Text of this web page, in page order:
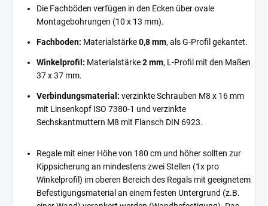
Die Fachböden verfügen in den Ecken über ovale
Montagebohrungen (10 x 13 mm).
Fachboden: Materialstärke0,8 mm, als G-Profil gekantet.
Winkelprofil: Materialstärke2 mm, L-Profil mit den Maßen
37 x 37 mm.
Verbindungsmaterial: verzinkte Schrauben M8 x 16 mm
mit Linsenkopf ISO 7380-1 und verzinkte
Sechskantmuttern M8 mit Flansch DIN 6923.
Regale mit einer Höhe von 180 cm und höher sollten zur
Kippsicherung an mindestens zwei Stellen (1x pro
Winkelprofil) im oberen Bereich des Regals mit geeignetem
Befestigungsmaterial an einem festen Untergrund (z.B.